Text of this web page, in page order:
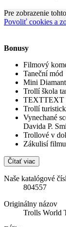
Pre zobrazenie
Povoliť cookies a
Bonusy
Filmový
Taneční mód
Mini
Trollí škola
TEXTTEXT
Trollí
Vynechané
Davida P.
Trollové v
Zákulisí
Čítať viac
Naše katalógové
804557
Originálny názov
Trolls World